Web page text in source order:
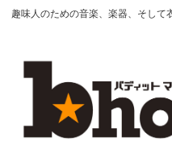
趣味人のための音楽、楽器、そして